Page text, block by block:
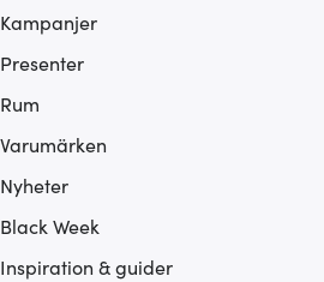
Kampanjer
Presenter
Rum
Varumärken
Nyheter
Black Week
Inspiration & guider